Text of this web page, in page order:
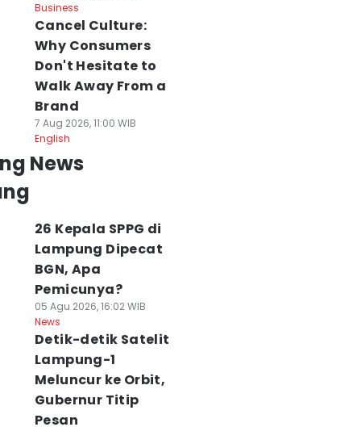
Business
Cancel Culture:
Why Consumers
Don't Hesitate to
Walk Away From a
Brand
7 Aug 2026, 11:00 WIB
English
News
26 Kepala SPPG di
Lampung Dipecat
BGN, Apa
Pemicunya?
05 Agu 2026, 16:02 WIB
News
Detik-detik Satelit
Lampung-1
Meluncur ke Orbit,
Gubernur Titip
Pesan